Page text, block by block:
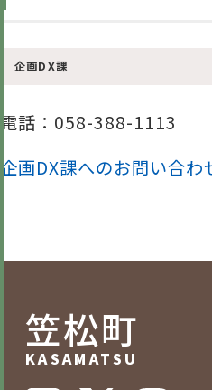
企画DX課
電話 ：058-388-1113
企画DX課へのお問い合わ
笠松町
KASAMATSU